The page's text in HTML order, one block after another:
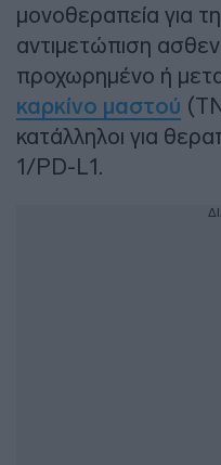
μονοθεραπεία για
αντιμετώπιση
προχωρημένο ή
καρκίνο μαστού
κατάλληλοι για
1/PD-L1.